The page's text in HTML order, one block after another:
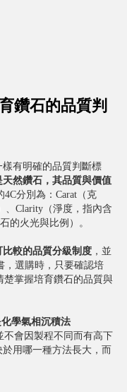
鑽石的品質判
有明確的品質判斷標
然鑽石，其品質與價值
4C分別為：Carat（克
、Clarity（淨度，指內含
的火光與比例）。
比較的品質分級制度 ，並
，選購時，只要確認培
楚掌握培育鑽石的品質與
學氣相沉積法
不會因製程不同而有高下
用哪一種方法長大，而